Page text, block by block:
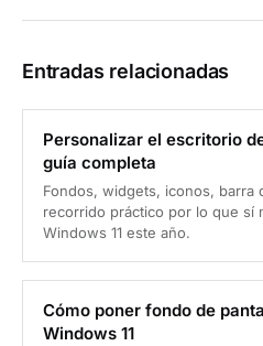
Entradas relacionadas
Personalizar el escritorio
guía completa
Fondos, widgets, iconos, barra
recorrido práctico por lo que sí
Windows 11 este año.
Cómo poner fondo de
Windows 11